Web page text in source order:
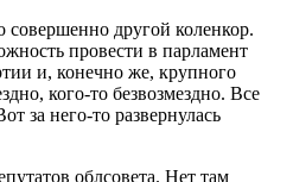
совершенно другой коленкор.
провести в парламент
и, конечно же, крупного
кого-то безвозмездно. Все
за него-то развернулась
облсовета. Нет там